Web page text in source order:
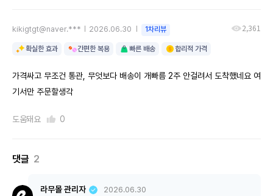
kikigtgt@naver.*** 2026.06.30 1차리뷰 2,361
확실한 효과 간편한 복용 빠른 배송 합리적 가격
가격싸고 무조건 통관, 무엇보다 배송이 개빠름 2주 안걸려서 도착했네요 여
기서만 주문할생각
도움돼요 0
댓글 2
라무몰 관리자 2026.06.30